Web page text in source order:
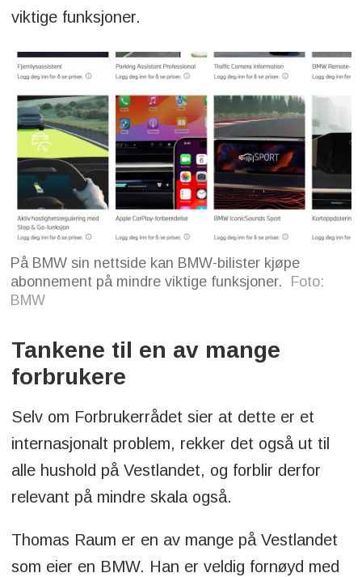
viktige funksjoner.
På BMW sin nettside kan BMW-bilister kjøpe
abonnement på mindre viktige funksjoner.
Foto:
BMW
Tankene til en av mange
forbrukere
Selv om Forbrukerrådet sier at dette er et
internasjonalt problem, rekker det også ut til
alle hushold på Vestlandet, og forblir derfor
relevant på mindre skala også.
Thomas Raum er en av mange på Vestlandet
som eier en BMW. Han er veldig fornøyd med